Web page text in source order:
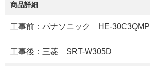
商品詳細
工事前：パナソニック HE-30C3QMP
工事後：三菱 SRT-W305D